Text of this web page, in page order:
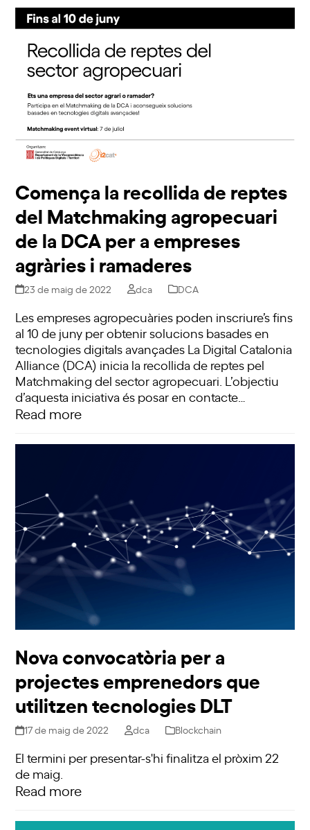
Comença la recollida de reptes
del Matchmaking agropecuari
de la DCA per a empreses
agràries i ramaderes
23 de maig de 2022 dca DCA
Les empreses agropecuàries poden inscriure’s fins
al 10 de juny per obtenir solucions basades en
tecnologies digitals avançades La Digital Catalonia
Alliance (DCA) inicia la recollida de reptes pel
Matchmaking del sector agropecuari. L’objectiu
d’aquesta iniciativa és posar en contacte…
Read more
Nova convocatòria per a
projectes emprenedors que
utilitzen tecnologies DLT
17 de maig de 2022 dca Blockchain
El termini per presentar-s'hi finalitza el pròxim 22
de maig.
Read more